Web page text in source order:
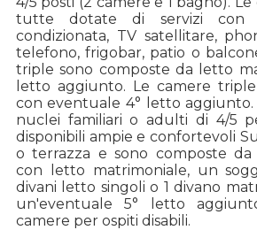
tutte dotate di servizi con
condizionata, TV satellitare,
telefono, frigobar, patio o
triple sono composte da letto
letto aggiunto. Le camere
con eventuale 4° letto
nuclei familiari o adulti di 4/5
disponibili ampie e confortevoli
o terrazza e sono composte da
con letto matrimoniale, un
divani letto singoli o 1 divano
un'eventuale 5° letto
camere per ospiti disabili.